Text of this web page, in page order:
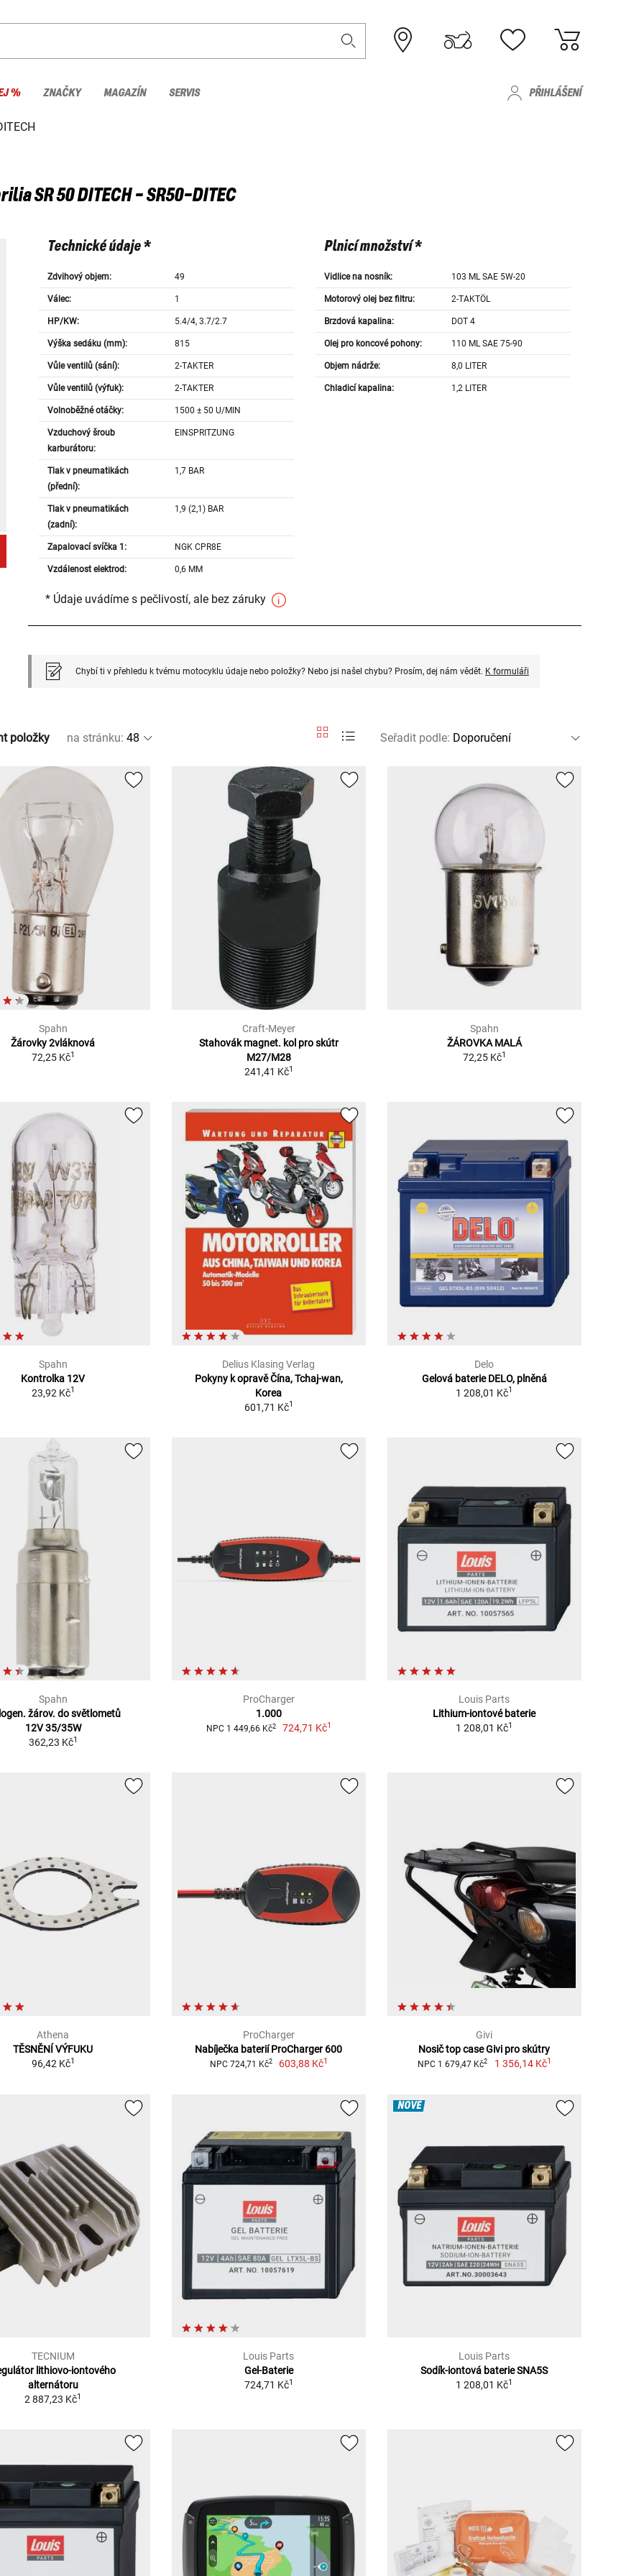
% ZNAČKY MAGAZÍN SERVIS PŘIHLÁŠENÍ
SR 50 DITECH - SR50-DITEC
Technické údaje *
Zdvihový objem: 49
Válec: 1
HP/KW: 5.4/4, 3.7/2.7
Výška sedáku (mm): 815
Vůle ventilů (sání): 2-TAKTER
Vůle ventilů (výfuk): 2-TAKTER
Volnoběžné otáčky: 1500 ± 50 U/MIN
Vzduchový šroub
karburátoru:
EINSPRITZUNG
Tlak v pneumatikách
(přední):
1,7 BAR
Tlak v pneumatikách
(zadní):
1,9 (2,1) BAR
Zapalovací svíčka 1: NGK CPR8E
Vzdálenost elektrod: 0,6 MM
Plnicí množství *
Vidlice na nosník: 103 ML SAE 5W-20
Motorový olej bez filtru: 2-TAKTÖL
Brzdová kapalina: DOT 4
Olej pro koncové pohony: 110 ML SAE 75-90
Objem nádrže: 8,0 LITER
Chladicí kapalina: 1,2 LITER
* Údaje uvádíme s pečlivostí, ale bez záruky
Chybí ti v přehledu k tvému motocyklu údaje nebo položky? Nebo jsi našel chybu? Prosím, dej nám vědět. K formuláři
položky na stránku: Seřadit podle:
Spahn
Žárovky 2vláknová
72,25 Kč1
Craft-Meyer
Stahovák magnet. kol pro skútr
M27/M28
241,41 Kč1
Spahn
ŽÁROVKA MALÁ
72,25 Kč1
Spahn
Kontrolka 12V
23,92 Kč1
Delius Klasing Verlag
Pokyny k opravě Čína, Tchaj-wan,
Korea
601,71 Kč1
Delo
Gelová baterie DELO, plněná
1 208,01 Kč1
Spahn
žárov. do světlometů
12V 35/35W
362,23 Kč1
ProCharger
1.000
NPC 1 449,66 Kč2 724,71 Kč1
Louis Parts
Lithium-iontové baterie
1 208,01 Kč1
Athena
TĚSNĚNÍ VÝFUKU
96,42 Kč1
ProCharger
Nabíječka baterií ProCharger 600
NPC 724,71 Kč2 603,88 Kč1
Givi
Nosič top case Givi pro skútry
NPC 1 679,47 Kč2 1 356,14 Kč1
TECNIUM
lithiovo-iontového
alternátoru
2 887,23 Kč1
Louis Parts
Gel-Baterie
724,71 Kč1
NOVÉ
Louis Parts
Sodík-iontová baterie SNA5S
1 208,01 Kč1